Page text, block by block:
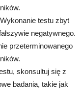
testu zbyt
negatywnego.
przeterminowanego
skonsultuj się z
badania, takie jak